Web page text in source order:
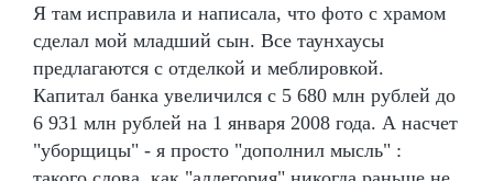
Я там исправила и написала, что фото с храмом
сделал мой младший сын. Все таунхаусы
предлагаются с отделкой и меблировкой.
Капитал банка увеличился с 5 680 млн рублей до
6 931 млн рублей на 1 января 2008 года. А насчет
"уборщицы" - я просто "дополнил мысль" :